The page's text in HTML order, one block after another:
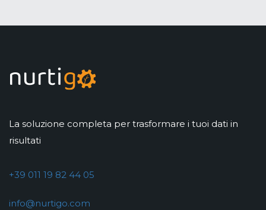
La soluzione completa per trasformare i tuoi dati in
risultati
+39 011 19 82 44 05
info@nurtigo.com